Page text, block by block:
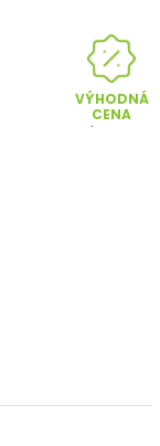
VÝHODNÁ
CENA